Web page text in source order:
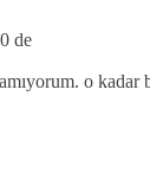
de
o